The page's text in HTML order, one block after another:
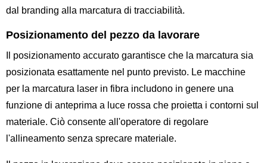
dal branding alla marcatura di tracciabilità.
Posizionamento del pezzo da lavorare
Il posizionamento accurato garantisce che la marcatura sia
posizionata esattamente nel punto previsto. Le macchine
per la marcatura laser in fibra includono in genere una
funzione di anteprima a luce rossa che proietta i contorni sul
materiale. Ciò consente all'operatore di regolare
l'allineamento senza sprecare materiale.